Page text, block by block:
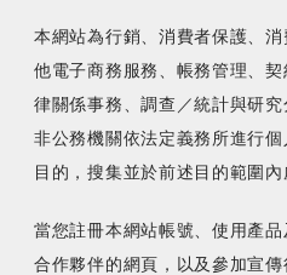
本網站為行銷、消費者保護、
他電子商務服務、帳務管理、
律關係事務、調查／統計與研究
非公務機關依法定義務所進行
目的，搜集並於前述目的範圍內
當您註冊本網站帳號、使用產
合作夥伴的網頁，以及參加宣